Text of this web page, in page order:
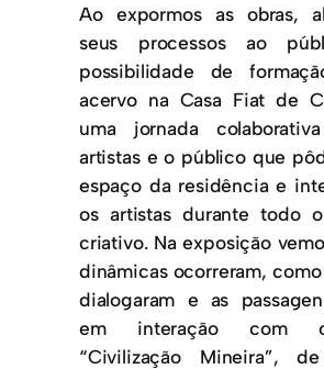
Ao expormos as obras,
seus processos ao
possibilidade de
acervo na Casa Fiat de
uma jornada
artistas e o público que
espaço da residência e
os artistas durante todo
criativo. Na exposição
dinâmicas ocorreram,
dialogaram e as
em interação com
“Civilização Mineira”,